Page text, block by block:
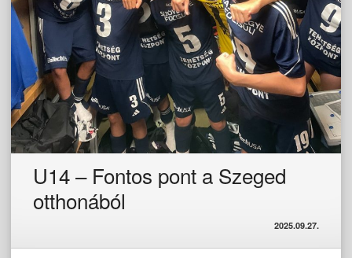
U14 – Fontos pont a Szeged
otthonából
2025.09.27.